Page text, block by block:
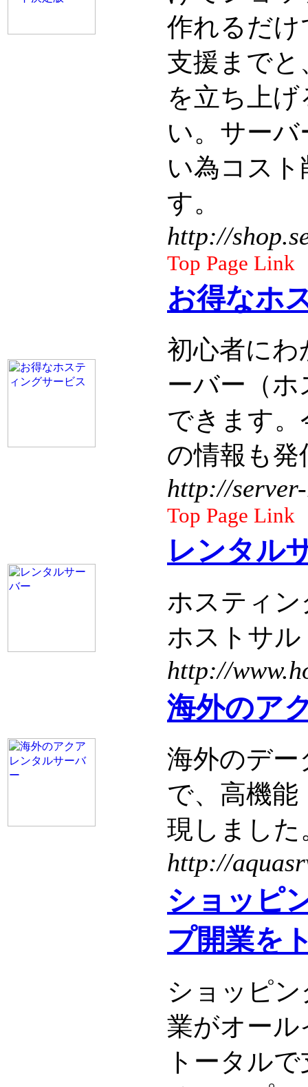
作れるだけ
支援まで
を立ち上
い。サー
い為コス
す。
http://
Top Page Link
お得なホ
初心者に
ーバー（
できます
の情報も発
http://
Top Page Link
レンタル
ホスティ
ホストサル
http://
海外のア
海外のデ
で、高機能
現しました
http://
ショッピ
プ開業を
ショッピ
業がオー
トータル